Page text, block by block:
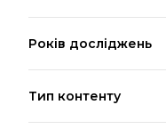
Років досліджень
Тип контенту